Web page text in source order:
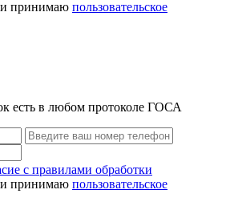
принимаю пользовательское
есть в любом протоколе ГОСА
с правилами обработки
принимаю пользовательское